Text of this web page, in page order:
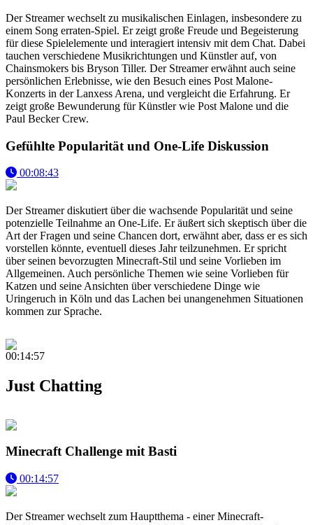
Der Streamer wechselt zu musikalischen Einlagen, insbesondere zu
einem Song erraten-Spiel. Er zeigt große Freude und Begeisterung
für diese Spielelemente und interagiert intensiv mit dem Chat. Dabei
tauchen verschiedene Musikrichtungen und Künstler auf, von
Chainsmokers bis Bryson Tiller. Der Streamer erwähnt auch seine
persönlichen Erlebnisse, wie den Besuch eines Post Malone-
Konzerts in der Lanxess Arena, und vergleicht die Erfahrung. Er
zeigt große Bewunderung für Künstler wie Post Malone und die
Paul Becker Crew.
Gefühlte Popularität und One-Life Diskussion
00:08:43
Der Streamer diskutiert über die wachsende Popularität und seine
potenzielle Teilnahme an One-Life. Er äußert sich skeptisch über die
Art der Fragen und seine Chancen dort, erwähnt aber, dass er es sich
vorstellen könnte, eventuell dieses Jahr teilzunehmen. Er spricht
über seinen bevorzugten Minecraft-Stil und seine Vorlieben im
Allgemeinen. Auch persönliche Themen wie seine Vorlieben für
Katzen und seine Ansichten über verschiedene Dinge wie
Uringeruch in Köln und das Lachen bei unangenehmen Situationen
kommen zur Sprache.
00:14:57
Just Chatting
Minecraft Challenge mit Basti
00:14:57
Der Streamer wechselt zum Hauptthema - einer Minecraft-